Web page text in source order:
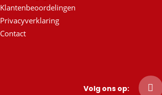
Klantenbeoordelingen
Privacyverklaring
Contact
Volg ons op: